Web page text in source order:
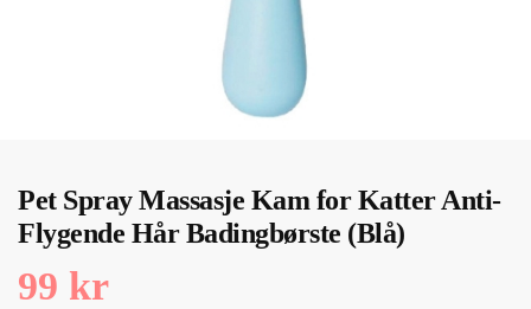
Pet Spray Massasje Kam for Katter Anti-
Flygende Hår Badingbørste (Blå)
99 kr